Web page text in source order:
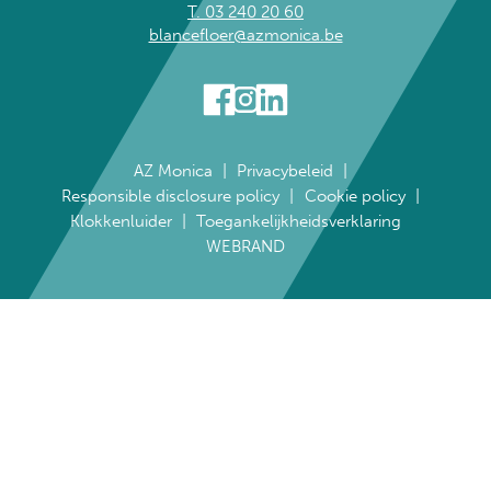
T. 03 240 20 60
blancefloer@azmonica.be
AZ Monica
Privacybeleid
Responsible disclosure policy
Cookie policy
Klokkenluider
Toegankelijkheidsverklaring
WEBRAND